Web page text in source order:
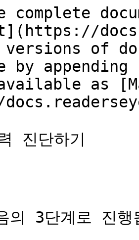
complete
versions of
by
as
진단하기
의 3단계로 진행